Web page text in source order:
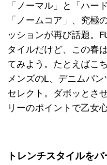
「ノーマル」と「ハー
「ノームコア」、究極
ッションが再び話題。
タイルだけど、この春
てみよう。たとえばこ
メンズのL、デニムパ
セレクト。ダボッとさ
リーのポイントで乙女
トレンチスタイルを